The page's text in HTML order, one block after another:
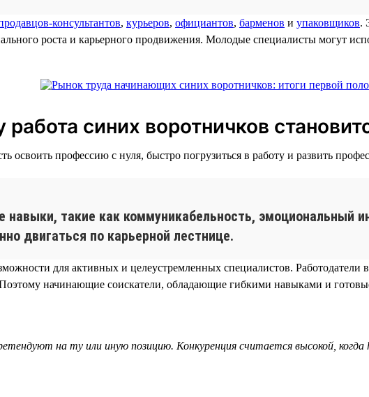
консультантов, курьеров, официантов, барменов и упаковщиков.
роста и карьерного продвижения. Молодые специалисты могут
синих воротничков
освоить профессию с нуля, быстро погрузиться в работу и развить
навыки, такие как коммуникабельность,
двигаться по карьерной лестнице.
для активных и целеустремленных специалистов.
начинающие соискатели, обладающие гибкими навыками и
на ту или иную позицию. Конкуренция считается высокой,